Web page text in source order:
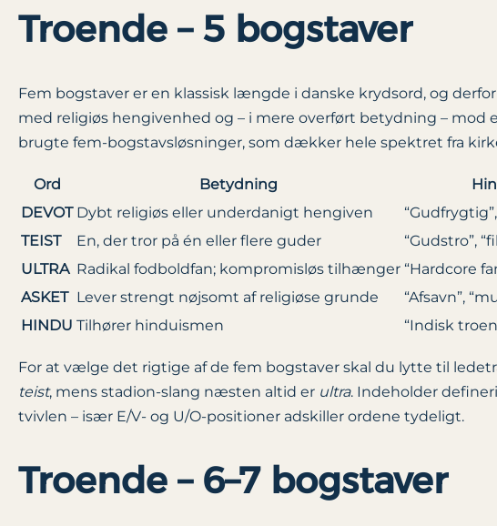
Troende – 5 bogstaver
Fem bogstaver er en klassisk længde i danske krydsord, og
med religiøs hengivenhed og – i mere overført betydning – mod
brugte fem-bogstavsløsninger, som dækker hele spektret fra
Ord Betydning
DEVOT Dybt religiøs eller underdanigt hengiven
TEIST
En, der tror på én eller flere guder
“Gudstro”,
ULTRA Radikal fodboldfan; kompromisløs tilhænger “Hardcore
ASKET Lever strengt nøjsomt af religiøse grunde
“Afsavn”,
HINDU Tilhører hinduismen “Indisk
For at vælge det rigtige af de fem bogstaver skal du lytte til
teist, mens stadion-slang næsten altid er ultra. Indeholder
tvivlen – især E/V- og U/O-positioner adskiller ordene tydeligt.
Troende – 6–7 bogstaver